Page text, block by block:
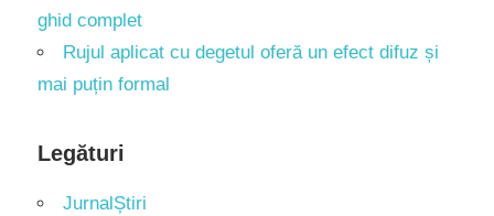
ghid complet
Rujul aplicat cu degetul oferă un efect difuz și
mai puțin formal
Legături
JurnalȘtiri